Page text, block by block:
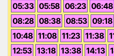
05:33 05:58 06:23 06:48
08:28 08:38 08:53 09:18
10:48 11:08 11:23 11:38
12:53 13:18 13:38 14:13